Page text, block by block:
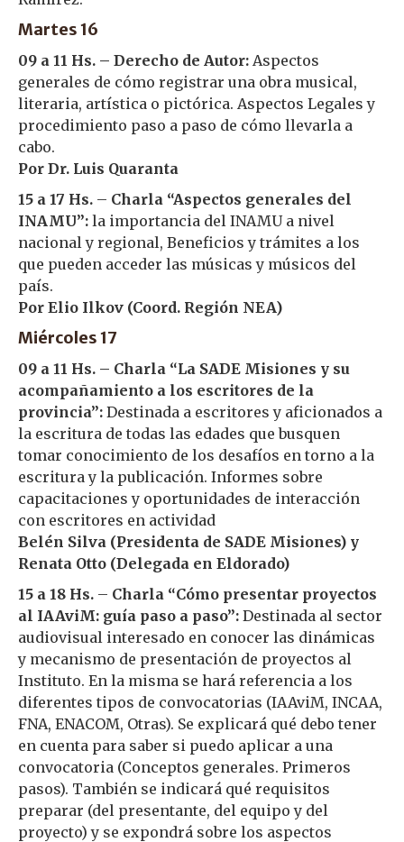
Martes 16
09 a 11 Hs. – Derecho de Autor: Aspectos
generales de cómo registrar una obra musical,
literaria, artística o pictórica. Aspectos Legales y
procedimiento paso a paso de cómo llevarla a
cabo.
Por Dr. Luis Quaranta
15 a 17 Hs. – Charla “Aspectos generales del
INAMU”: la importancia del INAMU a nivel
nacional y regional, Beneficios y trámites a los
que pueden acceder las músicas y músicos del
país.
Por Elio Ilkov (Coord. Región NEA)
Miércoles 17
09 a 11 Hs. – Charla “La SADE Misiones y su
acompañamiento a los escritores de la
provincia”: Destinada a escritores y aficionados a
la escritura de todas las edades que busquen
tomar conocimiento de los desafíos en torno a la
escritura y la publicación. Informes sobre
capacitaciones y oportunidades de interacción
con escritores en actividad
Belén Silva (Presidenta de SADE Misiones) y
Renata Otto (Delegada en Eldorado)
15 a 18 Hs. – Charla “Cómo presentar proyectos
al IAAviM: guía paso a paso”: Destinada al sector
audiovisual interesado en conocer las dinámicas
y mecanismo de presentación de proyectos al
Instituto. En la misma se hará referencia a los
diferentes tipos de convocatorias (IAAviM, INCAA,
FNA, ENACOM, Otras). Se explicará qué debo tener
en cuenta para saber si puedo aplicar a una
convocatoria (Conceptos generales. Primeros
pasos). También se indicará qué requisitos
preparar (del presentante, del equipo y del
proyecto) y se expondrá sobre los aspectos